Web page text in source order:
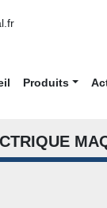
Produits